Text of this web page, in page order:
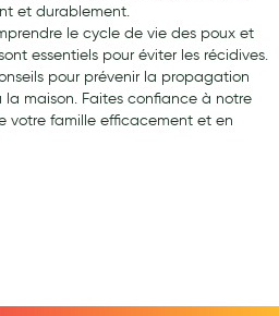
et durablement.
le cycle de vie des poux et
essentiels pour éviter les récidives.
pour prévenir la propagation
la maison. Faites confiance à notre
votre famille efficacement et en